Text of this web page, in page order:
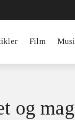
Film
og